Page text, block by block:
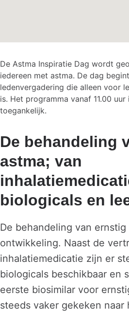
De Astma Inspiratie Dag wordt
iedereen met astma. De dag
ledenvergadering die alleen voor
is. Het programma vanaf 11.00
toegankelijk.
De behandeling
astma; van
biologicals en
De behandeling van
ontwikkeling. Naast de
inhalatiemedicatie zijn er
biologicals beschikbaar en
eerste biosimilar voor
steeds vaker gekeken naar